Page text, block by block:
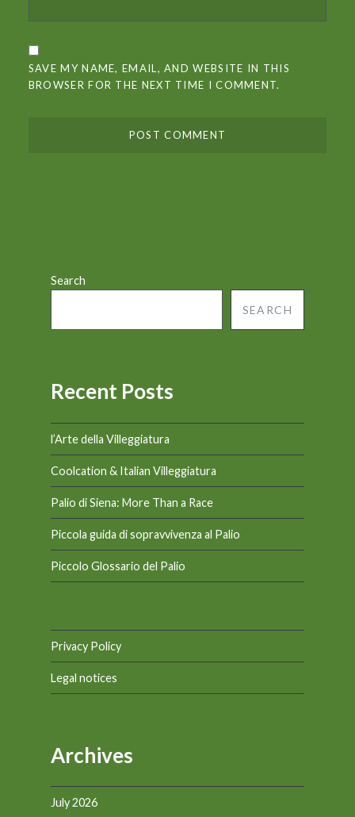
SAVE MY NAME, EMAIL, AND WEBSITE IN THIS
BROWSER FOR THE NEXT TIME I COMMENT.
Search
SEARCH
Recent Posts
l’Arte della Villeggiatura
Coolcation & Italian Villeggiatura
Palio di Siena: More Than a Race
Piccola guida di sopravvivenza al Palio
Piccolo Glossario del Palio
Privacy Policy
Legal notices
Archives
July 2026